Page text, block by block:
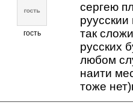
гость
сергею
так
русских
любом
наити
тоже